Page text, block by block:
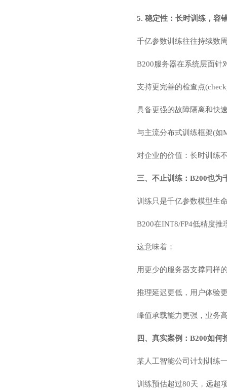
5. 稳定性：长时训练，容
千亿参数训练往往持续数
B200服务器在系统层面针
支持更完善的检查点
具备更强的故障隔离和快
与主流分布式训练框架(如
对企业的价值：长时训练
三、不止训练：B200也为
训练只是千亿参数模型生
B200在INT8/FP4低精度
这意味着：
用更少的服务器支撑同样
推理延迟更低，用户体验
峰值承载能力更强，业务
四、真实案例：B200如何
某人工智能公司计划训练
训练预估超过80天，远超